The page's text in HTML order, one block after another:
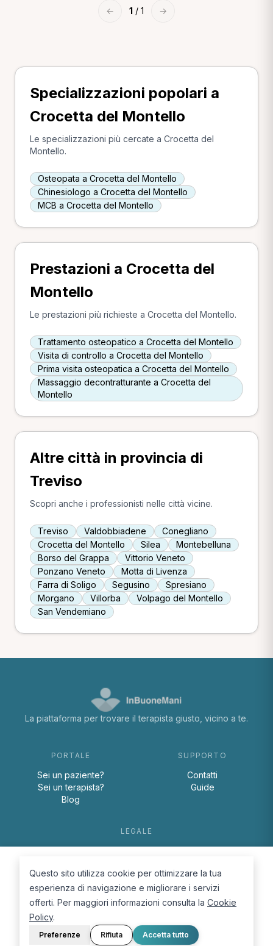
← 1 / 1 →
Specializzazioni popolari a
Crocetta del Montello
Le specializzazioni più cercate a Crocetta del
Montello.
Osteopata a Crocetta del Montello
Chinesiologo a Crocetta del Montello
MCB a Crocetta del Montello
Prestazioni a Crocetta del
Montello
Le prestazioni più richieste a Crocetta del Montello.
Trattamento osteopatico a Crocetta del Montello
Visita di controllo a Crocetta del Montello
Prima visita osteopatica a Crocetta del Montello
Massaggio decontratturante a Crocetta del
Montello
Altre città in provincia di
Treviso
Scopri anche i professionisti nelle città vicine.
Treviso Valdobbiadene
Conegliano
Crocetta del Montello
Silea
Montebelluna
Borso del Grappa
Vittorio Veneto
Ponzano Veneto
Motta di Livenza
Farra di Soligo
Segusino
Spresiano
Morgano
Villorba
Volpago del Montello
San Vendemiano
La piattaforma per trovare il terapista giusto, vicino a te.
PORTALE
Sei un paziente?
Sei un terapista?
Blog
SUPPORTO
Contatti
Guide
LEGALE
Cookie Policy
Questo sito utilizza cookie per ottimizzare la tua
esperienza di navigazione e migliorare i servizi
offerti. Per maggiori informazioni consulta la Cookie
Policy.
Preferenze Rifiuta Accetta tutto